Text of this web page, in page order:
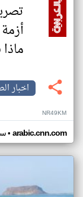
اخبار
NR49KM
• arabic.cnn.com